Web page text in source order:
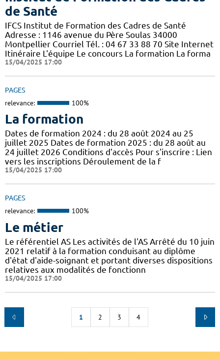
de Santé
IFCS Institut de Formation des Cadres de Santé
Adresse : 1146 avenue du Père Soulas 34000
Montpellier Courriel Tél. : 04 67 33 88 70 Site Internet
Itinéraire L'équipe Le concours La formation La forma
15/04/2025 17:00
PAGES
relevance: 100%
La formation
Dates de formation 2024 : du 28 août 2024 au 25
juillet 2025 Dates de formation 2025 : du 28 août au
24 juillet 2026 Conditions d'accès Pour s'inscrire : Lien
vers les inscriptions Déroulement de la f
15/04/2025 17:00
PAGES
relevance: 100%
Le métier
Le référentiel AS Les activités de l'AS Arrêté du 10 juin
2021 relatif à la formation conduisant au diplôme
d'état d'aide-soignant et portant diverses dispositions
relatives aux modalités de fonctionn
15/04/2025 17:00
1 2 3 4